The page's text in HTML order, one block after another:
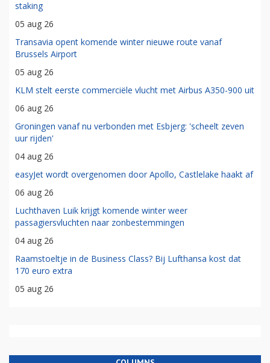
staking
05 aug 26
Transavia opent komende winter nieuwe route vanaf
Brussels Airport
05 aug 26
KLM stelt eerste commerciële vlucht met Airbus A350-900 uit
06 aug 26
Groningen vanaf nu verbonden met Esbjerg: 'scheelt zeven
uur rijden'
04 aug 26
easyJet wordt overgenomen door Apollo, Castlelake haakt af
06 aug 26
Luchthaven Luik krijgt komende winter weer
passagiersvluchten naar zonbestemmingen
04 aug 26
Raamstoeltje in de Business Class? Bij Lufthansa kost dat
170 euro extra
05 aug 26